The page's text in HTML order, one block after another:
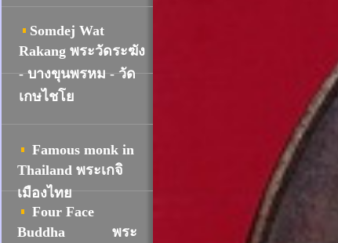
Somdej Wat
Rakang พระวัดระฆัง
- บางขุนพรหม - วัด
เกษไชโย
Famous monk in
Thailand พระเกจิ
เมืองไทย
Four Face
Buddha
พระ